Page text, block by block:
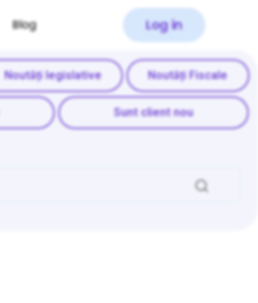
Blog Log in
Noutăți legislative Noutăți Fiscale
Sunt client nou